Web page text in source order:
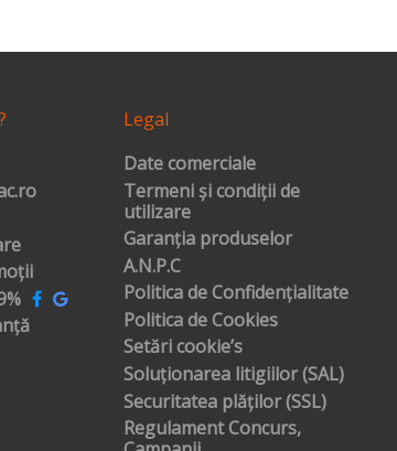
Legal
Date comerciale
Termeni și condiții de
utilizare
Garanția produselor
A.N.P.C
Politica de Confidențialitate
Politica de Cookies
Setări cookie’s
Soluționarea litigiilor (SAL)
Securitatea plăților (SSL)
Regulament Concurs,